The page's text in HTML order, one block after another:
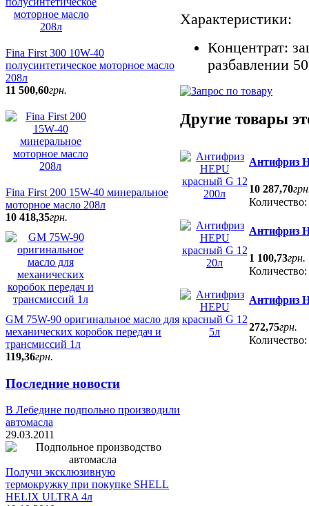
Fina First 300 10W-40
полусинтетическое моторное масло
208л
11 500,60грн.
Fina First 200 15W-40 минеральное
моторное масло 208л
10 418,35грн.
GM 75W-90 оригинальное масло для
механических коробок передач и
трансмиссий 1л
119,36грн.
Последние новости
В Лебедине подпольно производили
автомасла
29.03.2011
Получи эксклюзивную
термокружку при покупке SHELL
HELIX ULTRA 4л
Характеристики:
Концентрат:
разбавлении
Другие товары
Антифриз
10 287,70
Количество:
Антифриз
1 100,73грн.
Количество:
Антифриз
272,75грн.
Количество: